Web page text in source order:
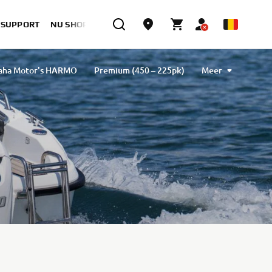
NU SHOPPEN
Motor's HARMO
Premium (450 – 225pk)
Mid Power (80 – 30pk)
Versatile (25 – 8pk)
Electric Drive
Marine motoren vergelijken
Riggingaccessoires
Performance Bulletins
Vijf jaar garantie Torqeedo
Commercial
Commercieel gebruik | 2 jaar garantie
Meer